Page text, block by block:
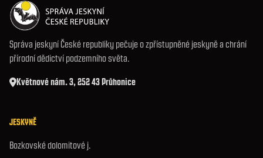
Správa jeskyní České republiky pečuje o zpřístupněné jeskyně a chrání
přírodní dědictví podzemního světa.
Květnové nám. 3, 252 43 Průhonice
JESKYNĚ
Bozkovské dolomitové j.